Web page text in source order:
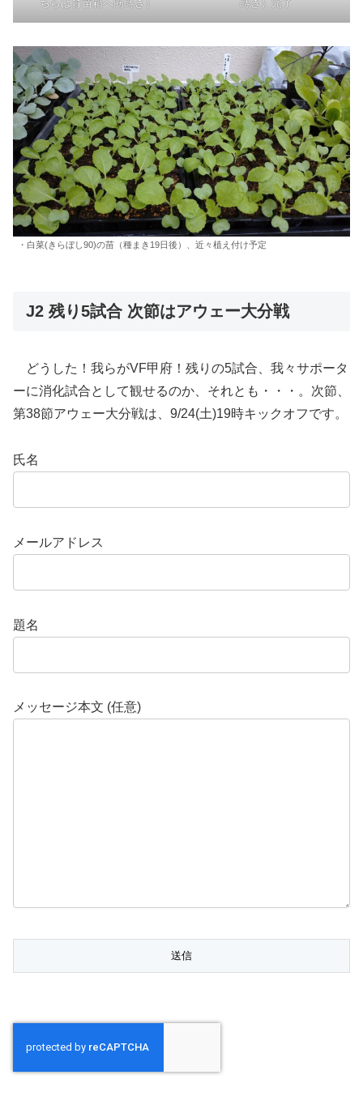
ちらは育苗箱へ筋蒔き） 蒔き）完了
・白菜(きらぼし90)の苗（種まき19日後）、近々植え付け予定
J2 残り5試合 次節はアウェー大分戦
どうした！我らがVF甲府！残りの5試合、我々サポータ
ーに消化試合として観せるのか、それとも・・・。次節、
第38節アウェー大分戦は、9/24(土)19時キックオフです。
氏名
メールアドレス
題名
メッセージ本文 (任意)